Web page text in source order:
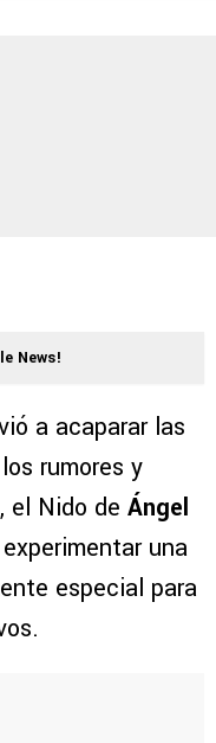
News!
a acaparar las
rumores y
el Nido de Ángel
una
especial para